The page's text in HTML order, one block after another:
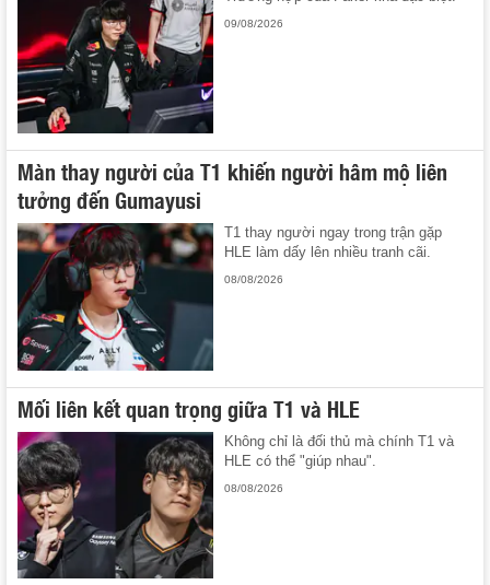
09/08/2026
Màn thay người của T1 khiến người hâm mộ liên
tưởng đến Gumayusi
T1 thay người ngay trong trận gặp
HLE làm dấy lên nhiều tranh cãi.
08/08/2026
Mối liên kết quan trọng giữa T1 và HLE
Không chỉ là đối thủ mà chính T1 và
HLE có thể "giúp nhau".
08/08/2026